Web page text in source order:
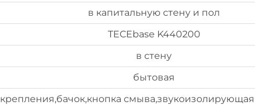
в капитальную стену и пол
TECEbase K440200
в стену
бытовая
крепления,бачок,кнопка